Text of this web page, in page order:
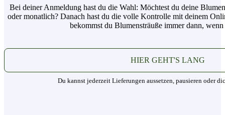
Bei deiner Anmeldung hast du die Wahl: Möchtest du deine
oder monatlich? Danach hast du die volle Kontrolle mit deinem
bekommst du Blumensträuße immer dann,
HIER GEHT'S LANG
Du kannst jederzeit Lieferungen aussetzen, pausieren oder